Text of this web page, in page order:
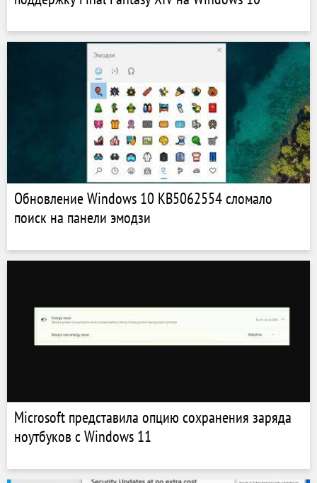
Обновление Windows 10 KB5062554 сломало
поиск на панели эмодзи
Microsoft представила опцию сохранения заряда
ноутбуков с Windows 11